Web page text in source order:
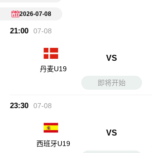
2026-07-08
21:00 07-08
丹麦U19
VS
即将开始
23:30 07-08
西班牙U19
VS